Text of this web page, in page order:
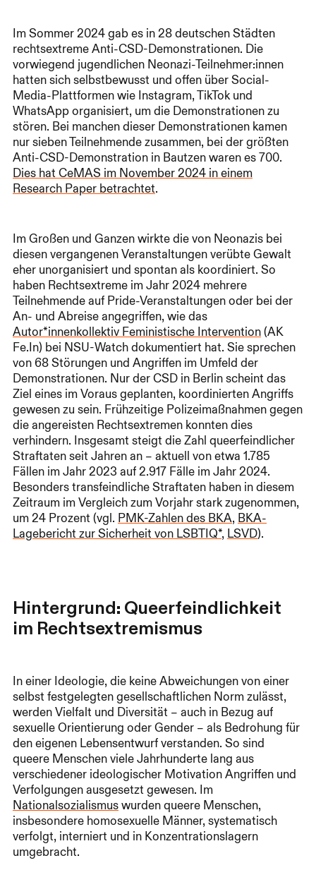
Im Sommer 2024 gab es in 28 deutschen Städten
rechtsextreme Anti-CSD-Demonstrationen. Die
vorwiegend jugendlichen Neonazi-Teilnehmer:innen
hatten sich selbstbewusst und offen über Social-
Media-Plattformen wie Instagram, TikTok und
WhatsApp organisiert, um die Demonstrationen zu
stören. Bei manchen dieser Demonstrationen kamen
nur sieben Teilnehmende zusammen, bei der größten
Anti-CSD-Demonstration in Bautzen waren es 700.
Dies hat CeMAS im November 2024 in einem
Research Paper betrachtet.
Im Großen und Ganzen wirkte die von Neonazis bei
diesen vergangenen Veranstaltungen verübte Gewalt
eher unorganisiert und spontan als koordiniert. So
haben Rechtsextreme im Jahr 2024 mehrere
Teilnehmende auf Pride-Veranstaltungen oder bei der
An- und Abreise angegriffen, wie das
Autor*innenkollektiv Feministische Intervention(AK
Fe.In) bei NSU-Watch dokumentiert hat. Sie sprechen
von 68 Störungen und Angriffen im Umfeld der
Demonstrationen. Nur der CSD in Berlin scheint das
Ziel eines im Voraus geplanten, koordinierten Angriffs
gewesen zu sein. Frühzeitige Polizeimaßnahmen gegen
die angereisten Rechtsextremen konnten dies
verhindern. Insgesamt steigt die Zahl queerfeindlicher
Straftaten seit Jahren an – aktuell von etwa 1.785
Fällen im Jahr 2023 auf 2.917 Fälle im Jahr 2024.
Besonders transfeindliche Straftaten haben in diesem
Zeitraum im Vergleich zum Vorjahr stark zugenommen,
um 24 Prozent (vgl. PMK-Zahlen des BKA, BKA-
Lagebericht zur Sicherheit von LSBTIQ*, LSVD).
Hintergrund: Queerfeindlichkeit
im Rechtsextremismus
In einer Ideologie, die keine Abweichungen von einer
selbst festgelegten gesellschaftlichen Norm zulässt,
werden Vielfalt und Diversität – auch in Bezug auf
sexuelle Orientierung oder Gender – als Bedrohung für
den eigenen Lebensentwurf verstanden. So sind
queere Menschen viele Jahrhunderte lang aus
verschiedener ideologischer Motivation Angriffen und
Verfolgungen ausgesetzt gewesen. Im
Nationalsozialismuswurden queere Menschen,
insbesondere homosexuelle Männer, systematisch
verfolgt, interniert und in Konzentrationslagern
umgebracht.